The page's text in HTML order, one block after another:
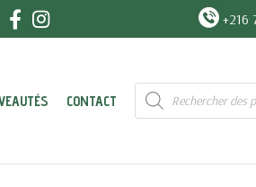
+216
CONTACT
Recherche
de
produits